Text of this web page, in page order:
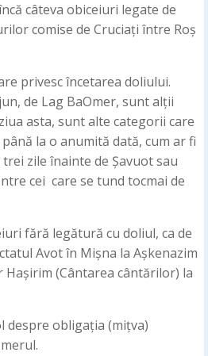
câteva obiceiuri legate de
comise de Cruciați între Roș
privesc încetarea doliului.
de Lag BaOmer, sunt alții
asta, sunt alte categorii care
la o anumită dată, cum ar fi
trei zile înainte de Șavuot sau
cei care se tund tocmai de
fără legătură cu doliul, ca de
Avot în Mișna la Așkenazim
(Cântarea cântărilor) la
despre obligația (mițva)